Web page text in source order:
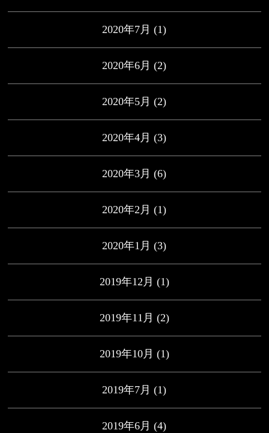
2020年7月 (1)
2020年6月 (2)
2020年5月 (2)
2020年4月 (3)
2020年3月 (6)
2020年2月 (1)
2020年1月 (3)
2019年12月 (1)
2019年11月 (2)
2019年10月 (1)
2019年7月 (1)
2019年6月 (4)